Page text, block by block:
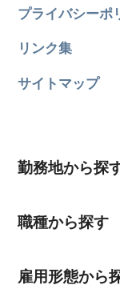
プライバシーポ
リンク集
サイトマップ
勤務地から探
職種から探す
雇用形態から